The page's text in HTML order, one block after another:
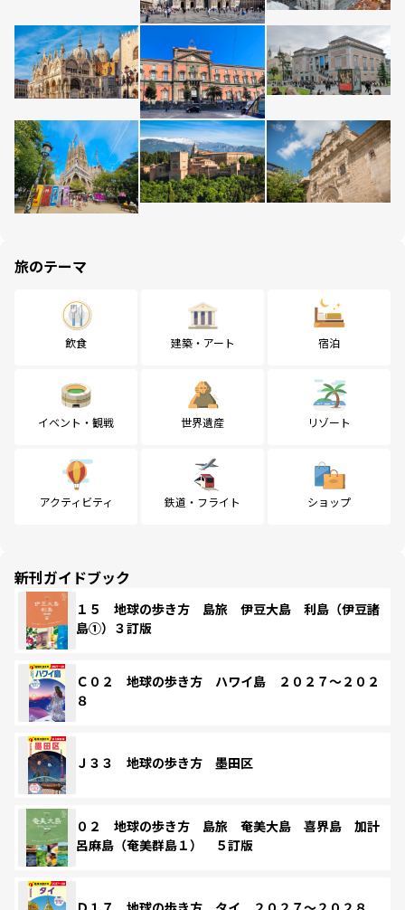
旅のテーマ
飲食 建築・アート 宿泊
イベント・観戦 世界遺産 リゾート
アクティビティ 鉄道・フライト ショップ
新刊ガイドブック
１５ 地球の歩き方 島旅 伊豆大島 利島（伊豆諸
島①）３訂版
Ｃ０２ 地球の歩き方 ハワイ島 ２０２７～２０２
８
Ｊ３３ 地球の歩き方 墨田区
０２ 地球の歩き方 島旅 奄美大島 喜界島 加計
呂麻島（奄美群島１） ５訂版